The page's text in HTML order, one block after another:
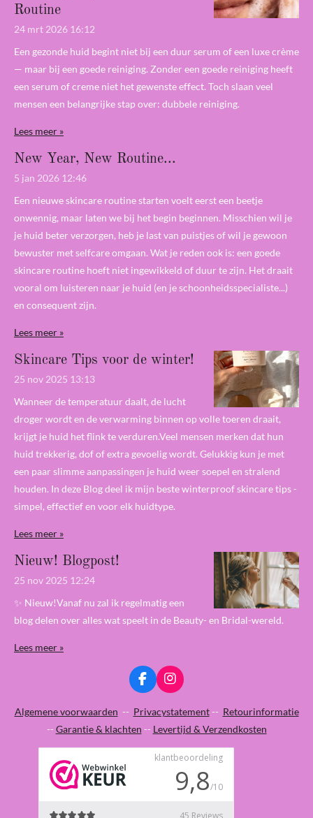
Routine
24 mrt 2026 16:12
Een gezonde huid begint niet bij een duur serum of een luxe crème
— maar bij een goede reiniging. Zonder een goede reiniging heeft
een serum of creme niet het gewenste effect. Toch slaan veel
mensen een belangrijke stap over: dubbele reiniging.
Lees meer »
New Year, New Routine...
5 jan 2026 12:46
Een nieuwe skincare routine starten voelt eerst een beetje
onwennig, maar laten we bij het begin beginnen. Misschien wil je
je huid beter verzorgen, heb je last van puistjes of wil je gewoon
bewuster met selfcare omgaan. Wat je reden ook is: een goede
skincare routine hoeft niet ingewikkeld of duur te zijn. Het draait
vooral om luisteren naar je huid (en je schoonheidsspecialiste...)
en consequent zijn.
Lees meer »
Skincare Tips voor de winter!
25 nov 2025 13:13
Wanneer de temperatuur daalt, de lucht
droger wordt en de verwarming binnen op volle toeren draait,
krijgt je huid het flink te verduren.Veel mensen merken dat hun
huid trekkerig, dof of extra gevoelig wordt. Gelukkig kun je met
een paar slimme aanpassingen je huid weer soepel en stralend
houden. In deze Blog deel ik mijn beste winterproof skincare tips -
simpel, effectief en voor elk huidtype.
Lees meer »
Nieuw! Blogpost!
25 nov 2025 12:24
✨ Nieuw!Vanaf nu zal ik regelmatig een
blog delen over alles wat speelt in de Beauty- en Bridal-wereld.
Lees meer »
F
a
c
b
o
I
n
s
a
g
r
m
Algemene voorwaarden -- Privacystatement-- Retourinformatie
-- Garantie & klachten -- Levertijd & Verzendkosten